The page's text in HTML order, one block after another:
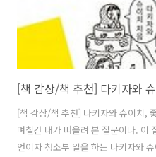
[책 감상/책 추천] 다키자와 슈이치,
며칠간 내가 떠올려 본 질문이다. 이
언이자 청소부 일을 하는 다키자와